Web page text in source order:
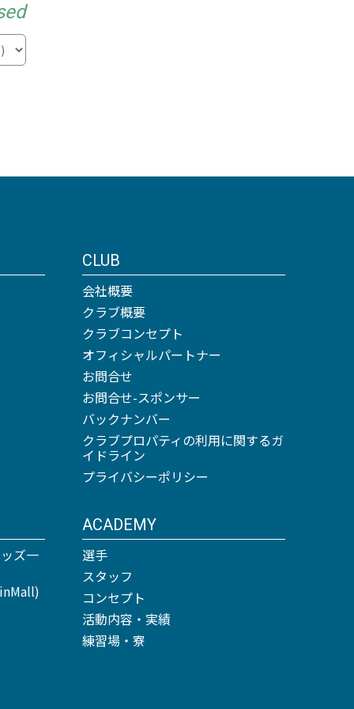
ズ一
ACADEMY
選手
スタッフ
コンセプト
活動内容・実績
練習場・寮
CLUB
会社概要
クラブ概要
クラブコンセプト
オフィシャルパートナー
お問合せ
お問合せ-スポンサー
バックナンバー
クラブプロパティの利用に関するガ
イドライン
プライバシーポリシー